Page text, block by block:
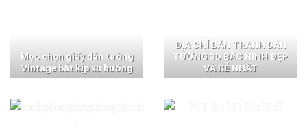
Mẹo chọn giấy dán tường
Vintage bắt kịp xu hướng
ĐỊA CHỈ BÁN TRANH DÁN
TƯỜNG 3D BẮC NINH ĐẸP
VÀ RẺ NHẤT